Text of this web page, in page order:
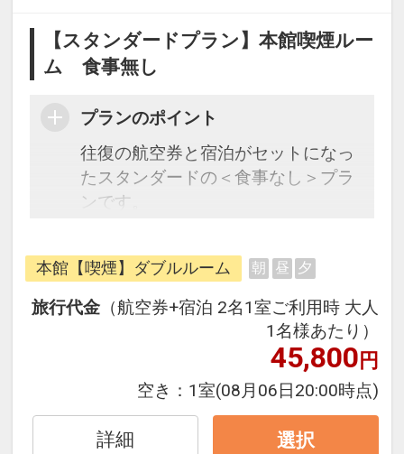
【スタンダードプラン】本館喫煙ルー
ム 食事無し
プランのポイント
往復の航空券と宿泊がセットになっ
たスタンダードの＜食事なし＞プラ
ンです。
できるダイナミックパッケージだか
ら、一都市滞在はもちろん周遊旅行
にも最適！
旅行期間中の1泊だけの宿泊や延
泊・飛び泊なども自由自在です。
JALマイレージ会員の方にはフライ
トマイルが50%貯まります。
■大浴場のご案内
本館【喫煙】ダブルルーム 朝 昼 夕
旅行代金 （航空券+宿泊 2名1室ご利用時 大人
1名様あたり）
45,800円
空き： 1室(08月06日20:00時点)
詳細 選択